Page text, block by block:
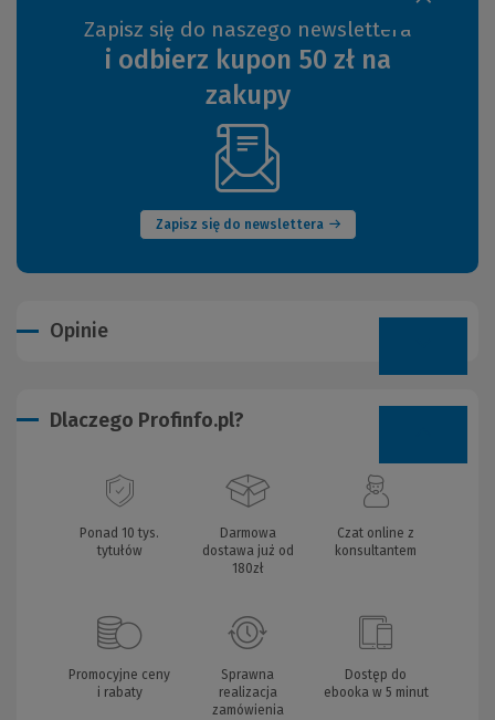
Zapisz się do naszego newslettera
i odbierz kupon 50 zł na
zakupy
Zapisz się do newslettera
(Nowe
okno)
Opinie
Dlaczego Profinfo.pl?
Ponad 10 tys.
tytułów
Darmowa
dostawa już od
180zł
Czat online z
konsultantem
Promocyjne ceny
i rabaty
Sprawna
realizacja
zamówienia
Dostęp do
ebooka w 5 minut